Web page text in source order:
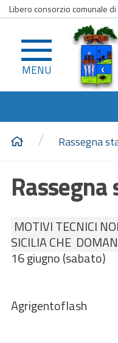
Libero consorzio comunale
MENU
/ Rassegna
MOTIVI TECNICI
SICILIA CHE
16 giugno (sabato)
Agrigentoflash